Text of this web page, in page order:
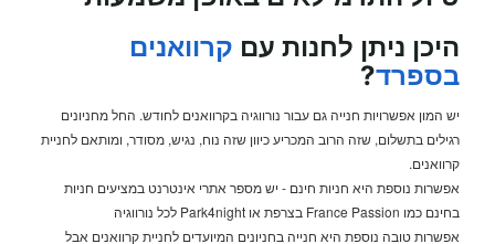
היכן ניתן לחנות עם קרוואנים
בספרד?
יש המון אפשרויות חנייה גם עבור נורווגיה בקרוואנים לחודש. החל מחניונים
רגילים בתשלום, שזה הרוב המכריע כיוון שזה נוח, נגיש, מסודר, ומותאם לחניית
קרוואנים.
אפשרות נוספת היא חניות חינם - יש מספר אתרי אינטרנט במציעים חניות
בחינם כמו France Passion בצרפת או Park4night לכל נורווגיה
אפשרות טובה נוספת היא חנייה בחניונים המיועדים לחניית קרוואנים אבל